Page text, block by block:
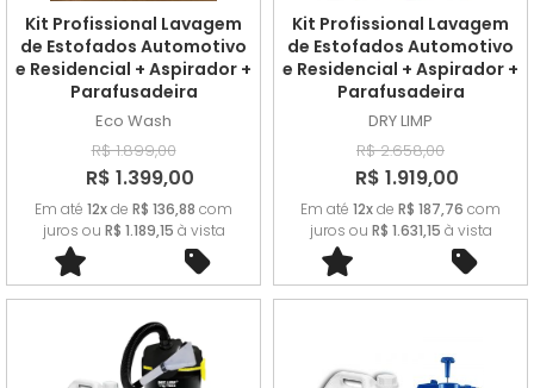
Kit Profissional Lavagem
de Estofados Automotivo
e Residencial + Aspirador +
Parafusadeira
Eco Wash
R$ 1.899,00
R$ 1.399,00
Em até 12xde R$ 136,88 com
juros ou R$ 1.189,15 à vista
Kit Profissional Lavagem
de Estofados Automotivo
e Residencial + Aspirador +
Parafusadeira
DRY LIMP
R$ 2.658,00
R$ 1.919,00
Em até 12xde R$ 187,76 com
juros ou R$ 1.631,15 à vista